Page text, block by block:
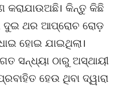
କରାଯାଉଅଛି। କିନ୍ତୁ କିଛି
ଦୁଇ ଥର ଆପ୍ରୋଚ ରୋଡ଼
ହୋଇ ଯାଇଥିଲା।
ସନ୍ଧ୍ୟା ଠାରୁ ଅସ୍ଥାୟୀ
ହେଉ ଥିବା ଦ୍ୱାରା